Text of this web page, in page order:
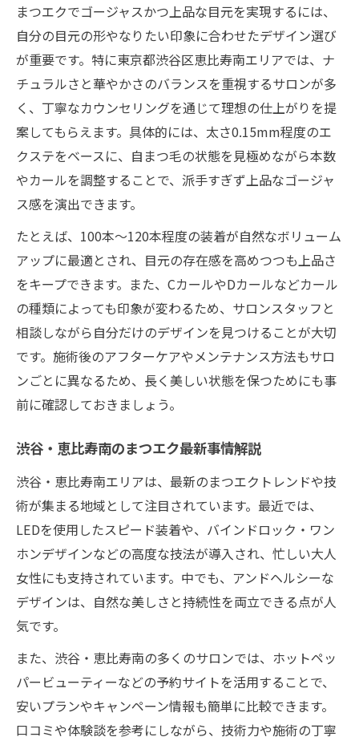
まつエクでゴージャスかつ上品な目元を実現するには、
自分の目元の形やなりたい印象に合わせたデザイン選び
が重要です。特に東京都渋谷区恵比寿南エリアでは、ナ
チュラルさと華やかさのバランスを重視するサロンが多
く、丁寧なカウンセリングを通じて理想の仕上がりを提
案してもらえます。具体的には、太さ0.15mm程度のエ
クステをベースに、自まつ毛の状態を見極めながら本数
やカールを調整することで、派手すぎず上品なゴージャ
ス感を演出できます。
たとえば、100本〜120本程度の装着が自然なボリューム
アップに最適とされ、目元の存在感を高めつつも上品さ
をキープできます。また、CカールやDカールなどカール
の種類によっても印象が変わるため、サロンスタッフと
相談しながら自分だけのデザインを見つけることが大切
です。施術後のアフターケアやメンテナンス方法もサロ
ンごとに異なるため、長く美しい状態を保つためにも事
前に確認しておきましょう。
渋谷・恵比寿南のまつエク最新事情解説
渋谷・恵比寿南エリアは、最新のまつエクトレンドや技
術が集まる地域として注目されています。最近では、
LEDを使用したスピード装着や、バインドロック・ワン
ホンデザインなどの高度な技法が導入され、忙しい大人
女性にも支持されています。中でも、アンドヘルシーな
デザインは、自然な美しさと持続性を両立できる点が人
気です。
また、渋谷・恵比寿南の多くのサロンでは、ホットペッ
パービューティーなどの予約サイトを活用することで、
安いプランやキャンペーン情報も簡単に比較できます。
口コミや体験談を参考にしながら、技術力や施術の丁寧